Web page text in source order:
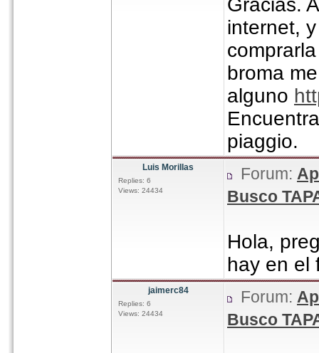
Gracias.
internet,
broma
alguno
piaggio.
Luis Morillas
Replies: 6
Views: 24434
Forum:
Busco
Hola,
hay en el
jaimerc84
Replies: 6
Views: 24434
Forum:
Busco